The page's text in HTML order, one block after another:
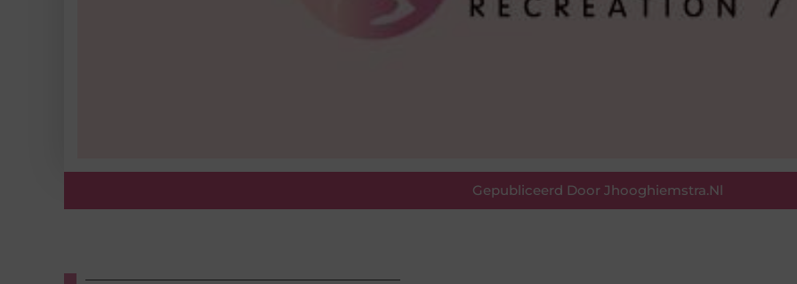
Gepubliceerd Door Jhooghiemstra.nl